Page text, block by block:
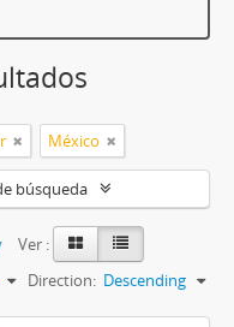
México
búsqueda
Ver :
Direction: Descending